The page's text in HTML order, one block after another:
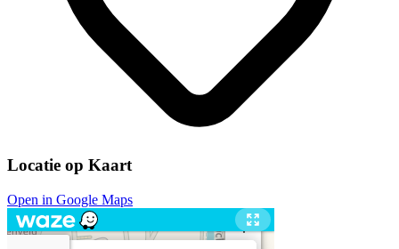
Locatie op Kaart
Open in Google Maps